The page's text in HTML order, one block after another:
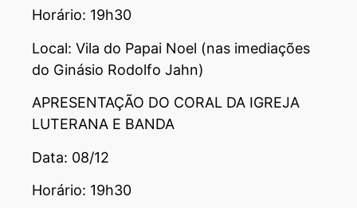
Horário: 19h30
Local: Vila do Papai Noel (nas imediações
do Ginásio Rodolfo Jahn)
APRESENTAÇÃO DO CORAL DA IGREJA
LUTERANA E BANDA
Data: 08/12
Horário: 19h30